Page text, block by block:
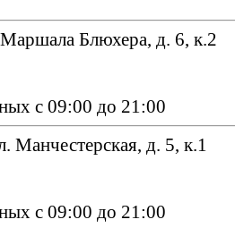
Блюхера, д. 6, к.2
с 09:00 до 21:00
Манчестерская, д. 5, к.1
с 09:00 до 21:00